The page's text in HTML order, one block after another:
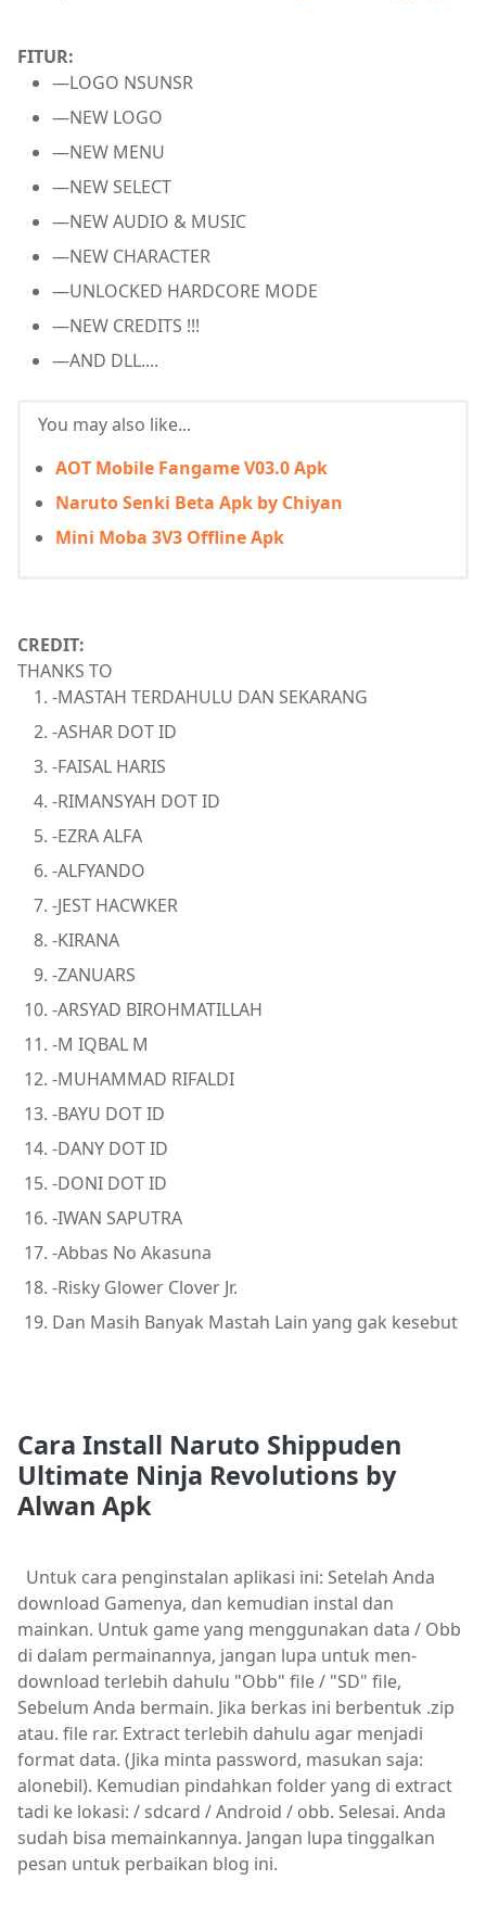
FITUR:
—LOGO NSUNSR
—NEW LOGO
—NEW MENU
—NEW SELECT
—NEW AUDIO & MUSIC
—NEW CHARACTER
—UNLOCKED HARDCORE MODE
—NEW CREDITS !!!
—AND DLL....
You may also like...
AOT Mobile Fangame V03.0 Apk
Naruto Senki Beta Apk by Chiyan
Mini Moba 3V3 Offline Apk
CREDIT:
THANKS TO
-MASTAH TERDAHULU DAN SEKARANG
-ASHAR DOT ID
-FAISAL HARIS
-RIMANSYAH DOT ID
-EZRA ALFA
-ALFYANDO
-JEST HACWKER
-KIRANA
-ZANUARS
-ARSYAD BIROHMATILLAH
-M IQBAL M
-MUHAMMAD RIFALDI
-BAYU DOT ID
-DANY DOT ID
-DONI DOT ID
-IWAN SAPUTRA
-Abbas No Akasuna
-Risky Glower Clover Jr.
Dan Masih Banyak Mastah Lain yang gak kesebut
Cara Install Naruto Shippuden
Ultimate Ninja Revolutions by
Alwan Apk
Untuk cara penginstalan aplikasi ini: Setelah Anda
download Gamenya, dan kemudian instal dan
mainkan. Untuk game yang menggunakan data / Obb
di dalam permainannya, jangan lupa untuk men-
download terlebih dahulu "Obb" file / "SD" file,
Sebelum Anda bermain. Jika berkas ini berbentuk .zip
atau. file rar. Extract terlebih dahulu agar menjadi
format data. (Jika minta password, masukan saja:
alonebil). Kemudian pindahkan folder yang di extract
tadi ke lokasi: / sdcard / Android / obb. Selesai. Anda
sudah bisa memainkannya. Jangan lupa tinggalkan
pesan untuk perbaikan blog ini.